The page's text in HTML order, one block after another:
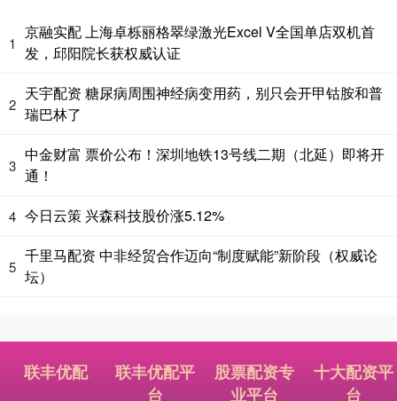
1
京融实配 上海卓栎丽格翠绿激光Excel V全国单店双机首
发，邱阳院长获权威认证
2
天宇配资 糖尿病周围神经病变用药，别只会开甲钴胺和普
瑞巴林了
3
中金财富 票价公布！深圳地铁13号线二期（北延）即将开
通！
4 今日云策 兴森科技股价涨5.12%
5
千里马配资 中非经贸合作迈向“制度赋能”新阶段（权威论
坛）
联丰优配
联丰优配平
台
股票配资专
业平台
十大配资平
台